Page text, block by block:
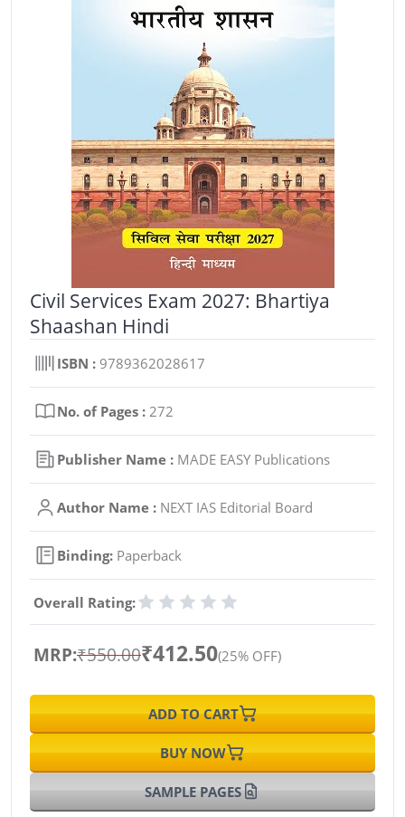
Civil Services Exam 2027: Bhartiya
Shaashan Hindi
ISBN : 9789362028617
No. of Pages : 272
Publisher Name : MADE EASY Publications
Author Name : NEXT IAS Editorial Board
Binding: Paperback
Overall Rating:
MRP:₹550.00₹412.50(25% OFF)
ADD TO CART
BUY NOW
SAMPLE PAGES